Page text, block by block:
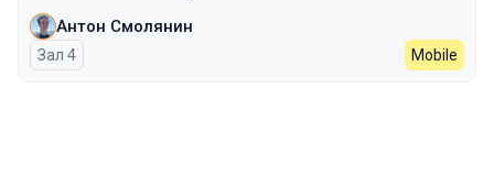
Антон Смолянин
Зал 4 Mobile